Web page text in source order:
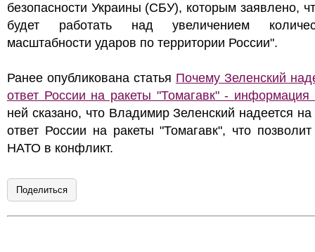
безопасности Украины (СБУ), которым заявлено,
будет работать над увеличением
масштабности ударов по территории России".
Ранее опубликована статья Почему Зеленский
ответ России на ракеты "Томагавк" - информация
ней сказано, что Владимир Зеленский надеется на
ответ России на ракеты "Томагавк", что позволит
НАТО в конфликт.
Поделиться